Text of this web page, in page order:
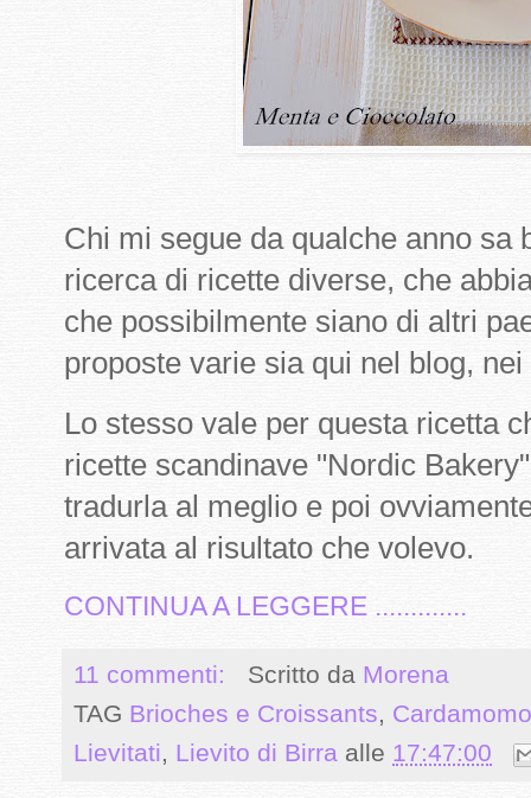
Chi mi segue da qualche anno sa
ricerca di ricette diverse, che
che possibilmente siano di altri
proposte varie sia qui nel blog,
Lo stesso vale per questa ricetta
ricette scandinave "Nordic
tradurla al meglio e poi
arrivata al risultato che volevo.
CONTINUA A LEGGERE .............
11 commenti: Scritto da Morena
TAG Brioches e Croissants, Cardamomo
Lievitati, Lievito di Birra alle 17:47:00